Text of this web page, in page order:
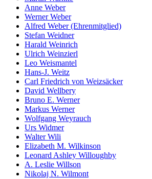
Anne Weber
Werner Weber
Alfred Weber (Ehrenmitglied)
Stefan Weidner
Harald Weinrich
Ulrich Weinzierl
Leo Weismantel
Hans-J. Weitz
Carl Friedrich von Weizsäcker
David Wellbery
Bruno E. Werner
Markus Werner
Wolfgang Weyrauch
Urs Widmer
Walter Wili
Elizabeth M. Wilkinson
Leonard Ashley Willoughby
A. Leslie Willson
Nikolaj N. Wilmont